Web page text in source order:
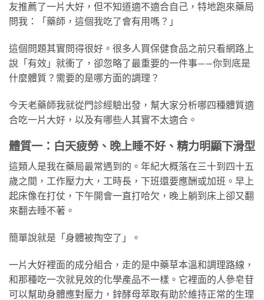
友推薦了一片大好，但不知道適不適合自己，特地跑來藥局
問我：「藥師，這個我吃了會有用嗎？」
這個問題其實問得很好。很多人買保健食品之前只看網路上
說「有效」就衝了，卻忽略了最重要的一件事——你到底是
什麼體質？需要的是哪方面的調理？
今天老藥師我就從門診經驗出發，幫大家分析哪四種體質適
合吃一片大好，以及有哪些人其實不太適合。
體質一：白天疲勞、晚上睡不好、精力明顯下滑型
這類人是我在藥局最常遇到的。年紀大概落在三十到四十五
歲之間，工作壓力大，工時長，下班還要應酬或加班。早上
起床像在打仗，下午開會一直打哈欠，晚上躺到床上卻又翻
來翻去睡不著。
簡單說就是「身體被掏空了」。
一片大好裡面的成分組合，走的是中藥草本溫和調理路線，
和那種吃一次就見效的化學產品不一樣。它裡面的人參皂苷
可以幫助身體應對壓力，鋅酵母萃取有助於維持正常的生理